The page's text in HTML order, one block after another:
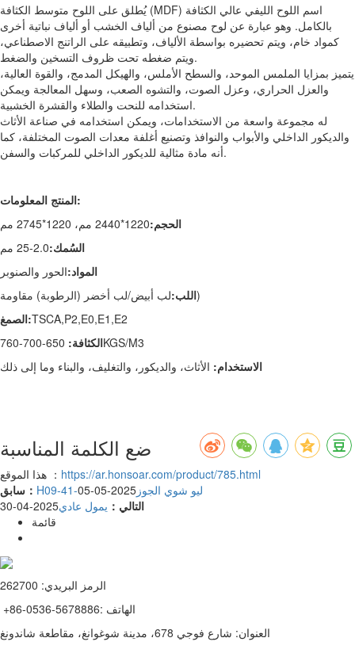
يُطلق على اللوح متوسط ​​الكثافة (MDF) اسم اللوح الليفي عالي الكثافة
بالكامل. وهو عبارة عن لوح مصنوع من ألياف الخشب أو ألياف نباتية أخرى
كمواد خام، ويتم تحضيره بواسطة الألياف، وتطبيقه على الراتنج الاصطناعي،
ويتم ضغطه تحت ظروف التسخين والضغط.
يتميز بمزايا الملمس الموحد، والسطح الأملس، والهيكل المدمج، والقوة العالية،
والعزل الحراري، وعزل الصوت، والتشوه الصعب، وسهل المعالجة ويمكن
استخدامه للنحت والطلاء والقشرة الخشبية.
له مجموعة واسعة من الاستخدامات، ويمكن استخدامه في صناعة الأثاث
والديكور الداخلي والأبواب والنوافذ وتصنيع أغلفة معدات الصوت المختلفة، كما
أنه مادة مثالية للديكور الداخلي للمركبات والسفن.
المنتج المعلومات:
الحجم:1220*2440 مم، 1220*2745 مم
السُمك:2.0-25 مم
المواد:الحور والصنوبر
اللب:لب أبيض/لب أخضر (الرطوبة) مقاومة)
الصمغ:TSCA,P2,E0,E1,E2
الكثافة:650-700-760KGS/M3
الاستخدام: الأثاث، والديكور، والتغليف، والبناء وما إلى ذلك
ضع الكلمة المناسبة
هذا الموقع ： https://ar.honsoar.com/product/785.html
سابق：
H09-41-ليو شوي الجوز 2025-05-05
التالي： يمول عادي2025-04-30
قائمة
الرمز البريدي: 262700
+86-0536-5678886: الهاتف
العنوان: شارع فوجي 678، مدينة شوغوانغ، مقاطعة شاندونغ